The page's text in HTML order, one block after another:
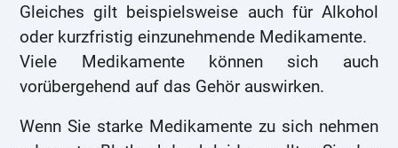
Gleiches gilt beispielsweise auch für Alkohol
oder kurzfristig einzunehmende Medikamente.
Viele Medikamente können sich auch
vorübergehend auf das Gehör auswirken.
Wenn Sie starke Medikamente zu sich nehmen